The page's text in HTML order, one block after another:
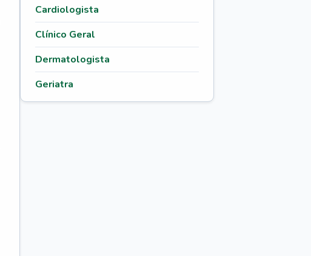
Cardiologista
Clínico Geral
Dermatologista
Geriatra